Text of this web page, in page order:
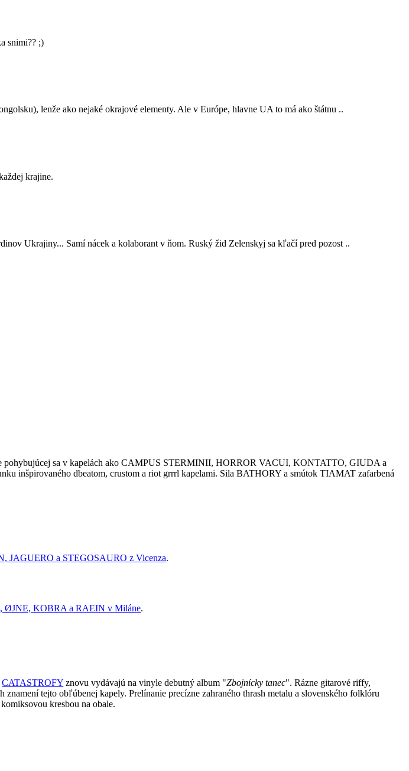
snimi?? ;)
lenže ako nejaké okrajové elementy. Ale v Európe, hlavne UA to má ako štátnu ..
krajine.
Ukrajiny... Samí nácek a kolaborant v ňom. Ruský žid Zelenskyj sa kľačí pred pozost ..
pohybujúcej sa v kapelách ako CAMPUS STERMINII, HORROR VACUI, KONTATTO, GIUDA a
inšpirovaného dbeatom, crustom a riot grrrl kapelami. Sila BATHORY a smútok TIAMAT zafarbená
JAGUERO a STEGOSAURO z Vicenza.
ØJNE, KOBRA a RAEIN v Miláne.
CATASTROFY znovu vydávajú na vinyle debutný album "Zbojnícky tanec". Rázne gitarové riffy,
tejto obľúbenej kapely. Prelínanie precízne zahraného thrash metalu a slovenského folklóru
kresbou na obale.